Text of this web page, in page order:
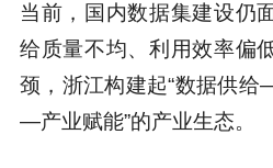
当前，国内数据集建设仍
给质量不均、利用效率偏
颈，浙江构建起“数据供
—产业赋能”的产业生态。